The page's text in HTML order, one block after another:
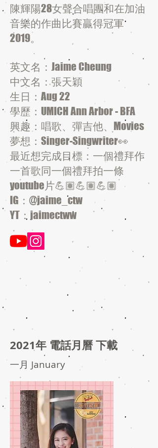
陳輝陽28女聲合唱團和在加油
音樂的作曲比賽贏得冠軍
2019。
英文名：Jaime Cheung
中文名：張天穎
生日：Aug 22
學歷：UMICH Ann Arbor - BFA
興趣：唱歌、彈吉他、Movies
夢想：Singer-Singwriter👀
最近想完成目標：一個禮拜作
一首歌同一個禮拜拍一條
youtube片💪🏽💪🏽💪🏽
IG：@jaime_ctw
YT：jaimectww
2021年 電話月曆 下載
一月 January